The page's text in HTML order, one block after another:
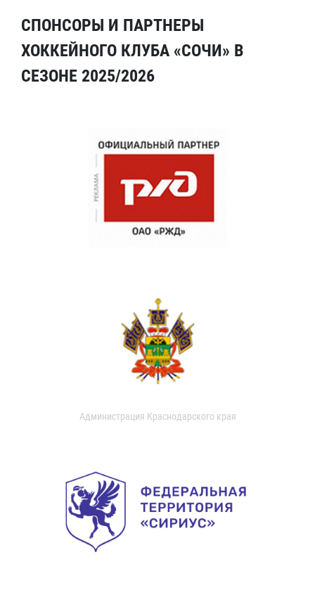
СПОНСОРЫ И ПАРТНЕРЫ
ХОККЕЙНОГО КЛУБА «СОЧИ» В
СЕЗОНЕ 2025/2026
Администрация Краснодарского края